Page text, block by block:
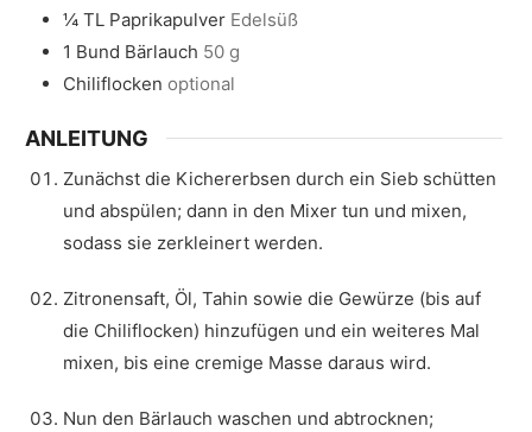
¼ TL Paprikapulver Edelsüß
1 Bund Bärlauch 50 g
Chiliflocken optional
ANLEITUNG
Zunächst die Kichererbsen durch ein Sieb schütten
und abspülen; dann in den Mixer tun und mixen,
sodass sie zerkleinert werden.
Zitronensaft, Öl, Tahin sowie die Gewürze (bis auf
die Chiliflocken) hinzufügen und ein weiteres Mal
mixen, bis eine cremige Masse daraus wird.
Nun den Bärlauch waschen und abtrocknen;